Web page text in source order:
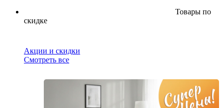
Товары по
скидке
Акции и скидки
Смотреть все